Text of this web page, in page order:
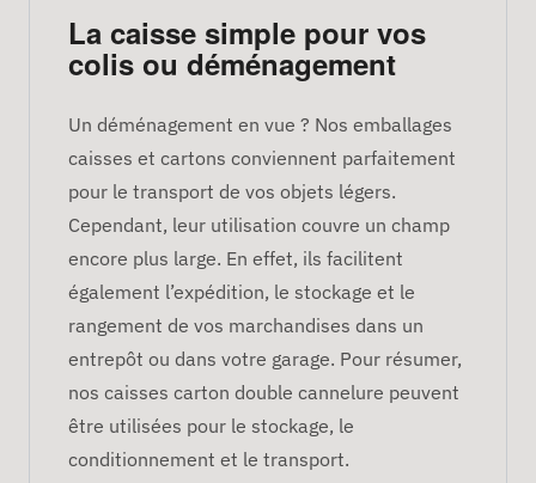
La caisse simple pour vos
colis ou déménagement
Un déménagement en vue ? Nos emballages
caisses et cartons conviennent parfaitement
pour le transport de vos objets légers.
Cependant, leur utilisation couvre un champ
encore plus large. En effet, ils facilitent
également l’expédition, le stockage et le
rangement de vos marchandises dans un
entrepôt ou dans votre garage. Pour résumer,
nos caisses carton double cannelure peuvent
être utilisées pour le stockage, le
conditionnement et le transport.